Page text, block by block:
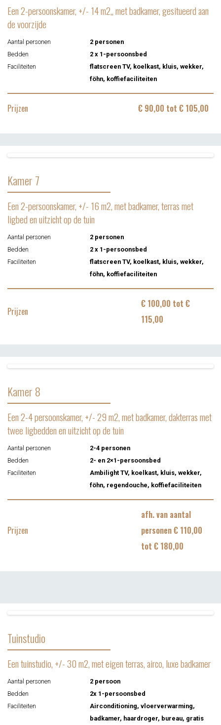
Een 2-persoonskamer, +/- 14 m2,, met badkamer, gesitueerd aan
de voorzijde
Aantal personen
2 personen
Bedden
2 x 1-persoonsbed
Faciliteiten
flatscreen TV, koelkast, kluis, wekker,
föhn, koffiefaciliteiten
Prijzen € 90,00 tot € 105,00
Kamer 7
Een 2-persoonskamer, +/- 16 m2, met badkamer, terras met
ligbed en uitzicht op de tuin
Aantal personen
2 personen
Bedden
2 x 1-persoonsbed
Faciliteiten
flatscreen TV, koelkast, kluis, wekker,
föhn, koffiefaciliteiten
Prijzen
€ 100,00 tot €
115,00
Kamer 8
Een 2-4 persoonskamer, +/- 29 m2, met badkamer, dakterras met
twee ligbedden en uitzicht op de tuin
Aantal personen
2-4 personen
Bedden
2- en 2×1-persoonsbed
Faciliteiten
Ambilight TV, koelkast, kluis, wekker,
föhn, regendouche, koffiefaciliteiten
Prijzen
afh. van aantal
personen € 110,00
tot € 180,00
Tuinstudio
Een tuinstudio, +/- 30 m2, met eigen terras, airco, luxe badkamer
Aantal personen
2 persoon
Bedden
2x 1-persoonsbed
Faciliteiten
Airconditioning, vloerverwarming,
badkamer, haardroger, bureau, gratis